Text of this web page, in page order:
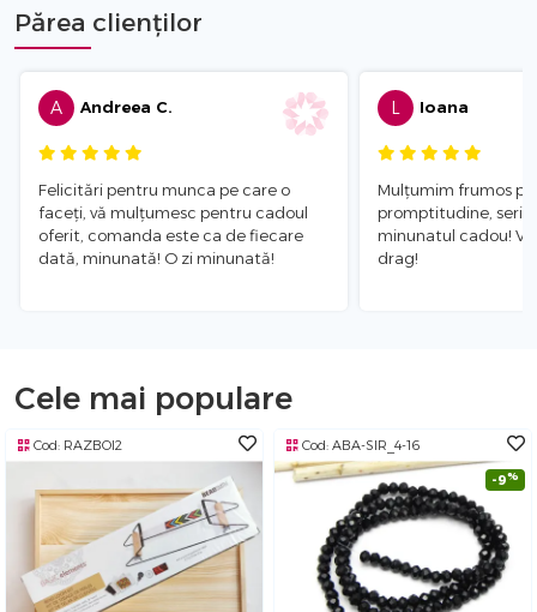
Părea clienților
A Andreea C.
Felicitări pentru munca pe care o
faceți, vă mulțumesc pentru cadoul
oferit, comanda este ca de fiecare
dată, minunată! O zi minunată!
L Ioana
Mulțumim frumos
promptitudine,
minunatul cadou!
drag!
Cele mai populare
Cod: RAZBOI2 Cod: ABA-SIR_4-16
-9%